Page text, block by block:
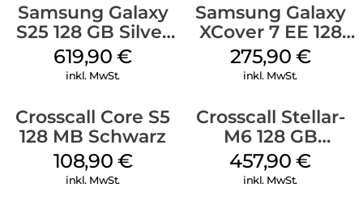
Samsung Galaxy
S25 128 GB Silver
Shadow
619,90€
inkl. MwSt.
Samsung Galaxy
XCover 7 EE 128
GB Black
275,90 €
inkl. MwSt.
Crosscall Core S5
128 MB Schwarz
108,90 €
inkl. MwSt.
Crosscall Stellar-
M6 128 GB
Schwarz
457,90€
inkl. MwSt.